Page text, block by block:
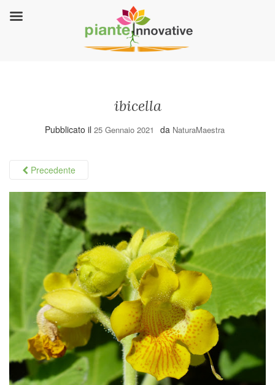
ibicella
Pubblicato il 25 Gennaio 2021 da NaturaMaestra
Precedente